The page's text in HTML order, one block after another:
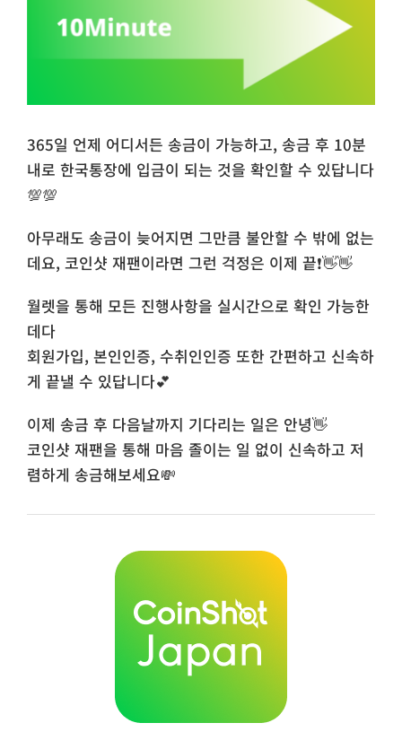
365일 언제 어디서든 송금이 가능하고, 송금 후 10분
내로 한국통장에 입금이 되는 것을 확인할 수 있답니다
💯💯
아무래도 송금이 늦어지면 그만큼 불안할 수 밖에 없는
데요, 코인샷 재팬이라면 그런 걱정은 이제 끝❗👋👋
월렛을 통해 모든 진행사항을 실시간으로 확인 가능한
데다
회원가입, 본인인증, 수취인인증 또한 간편하고 신속하
게 끝낼 수 있답니다💕
이제 송금 후 다음날까지 기다리는 일은 안녕👋
코인샷 재팬을 통해 마음 졸이는 일 없이 신속하고 저
렴하게 송금해보세요💸